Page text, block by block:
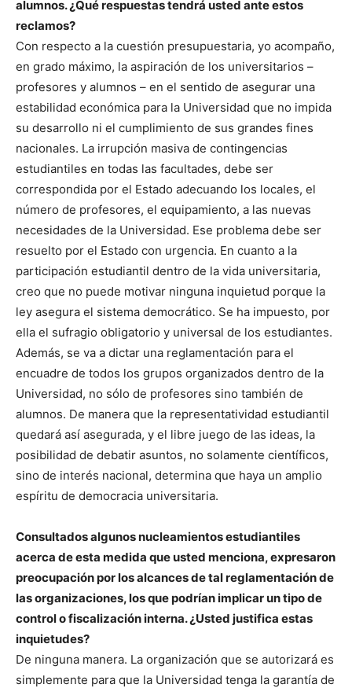
alumnos. ¿Qué respuestas tendrá usted ante estos
reclamos?
Con respecto a la cuestión presupuestaria, yo acompaño,
en grado máximo, la aspiración de los universitarios –
profesores y alumnos – en el sentido de asegurar una
estabilidad económica para la Universidad que no impida
su desarrollo ni el cumplimiento de sus grandes fines
nacionales. La irrupción masiva de contingencias
estudiantiles en todas las facultades, debe ser
correspondida por el Estado adecuando los locales, el
número de profesores, el equipamiento, a las nuevas
necesidades de la Universidad. Ese problema debe ser
resuelto por el Estado con urgencia. En cuanto a la
participación estudiantil dentro de la vida universitaria,
creo que no puede motivar ninguna inquietud porque la
ley asegura el sistema democrático. Se ha impuesto, por
ella el sufragio obligatorio y universal de los estudiantes.
Además, se va a dictar una reglamentación para el
encuadre de todos los grupos organizados dentro de la
Universidad, no sólo de profesores sino también de
alumnos. De manera que la representatividad estudiantil
quedará así asegurada, y el libre juego de las ideas, la
posibilidad de debatir asuntos, no solamente científicos,
sino de interés nacional, determina que haya un amplio
espíritu de democracia universitaria.
Consultados algunos nucleamientos estudiantiles
acerca de esta medida que usted menciona, expresaron
preocupación por los alcances de tal reglamentación de
las organizaciones, los que podrían implicar un tipo de
control o fiscalización interna. ¿Usted justifica estas
inquietudes?
De ninguna manera. La organización que se autorizará es
simplemente para que la Universidad tenga la garantía de